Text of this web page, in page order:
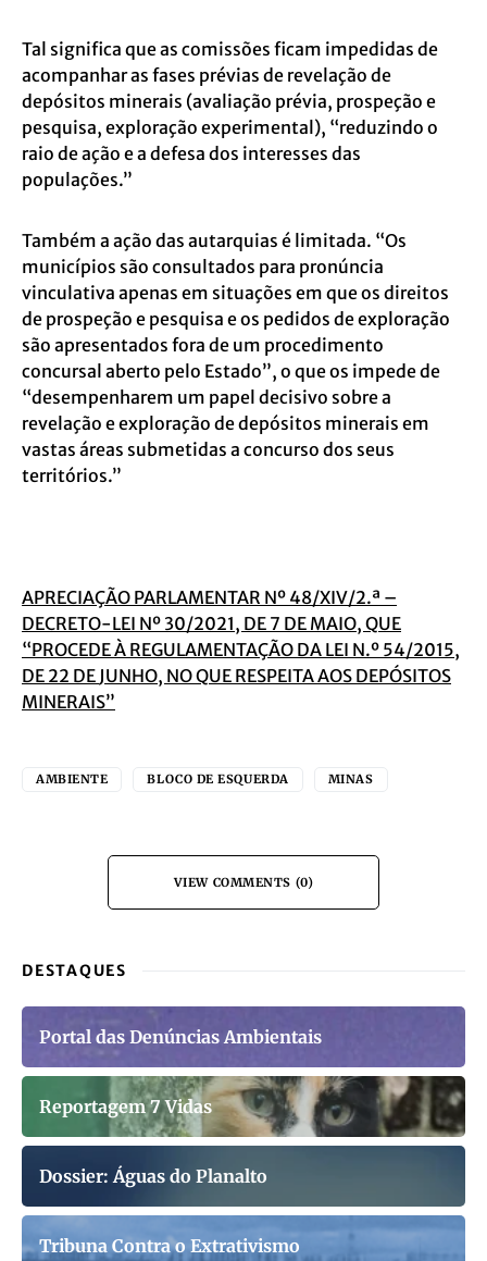
Tal significa que as comissões ficam impedidas de
acompanhar as fases prévias de revelação de
depósitos minerais (avaliação prévia, prospeção e
pesquisa, exploração experimental), “reduzindo o
raio de ação e a defesa dos interesses das
populações.”
Também a ação das autarquias é limitada. “Os
municípios são consultados para pronúncia
vinculativa apenas em situações em que os direitos
de prospeção e pesquisa e os pedidos de exploração
são apresentados fora de um procedimento
concursal aberto pelo Estado”, o que os impede de
“desempenharem um papel decisivo sobre a
revelação e exploração de depósitos minerais em
vastas áreas submetidas a concurso dos seus
territórios.”
APRECIAÇÃO PARLAMENTAR Nº 48/XIV/2.ª –
DECRETO-LEI Nº 30/2021, DE 7 DE MAIO, QUE
“PROCEDE À REGULAMENTAÇÃO DA LEI N.º 54/2015,
DE 22 DE JUNHO, NO QUE RESPEITA AOS DEPÓSITOS
MINERAIS”
AMBIENTE BLOCO DE ESQUERDA MINAS
VIEW COMMENTS (0)
DESTAQUES
Portal das Denúncias Ambientais
Reportagem 7 Vidas
Dossier: Águas do Planalto
Tribuna Contra o Extrativismo